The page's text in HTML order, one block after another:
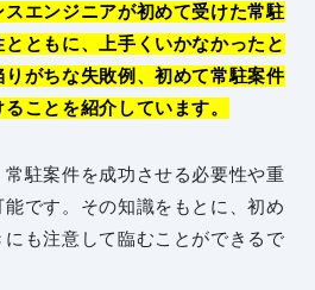
エンジニアが初めて受けた常駐
ともに、上手くいかなかったと
がちな失敗例、初めて常駐案件
ことを紹介しています。
駐案件を成功させる必要性や重
です。その知識をもとに、初め
も注意して臨むことができるで